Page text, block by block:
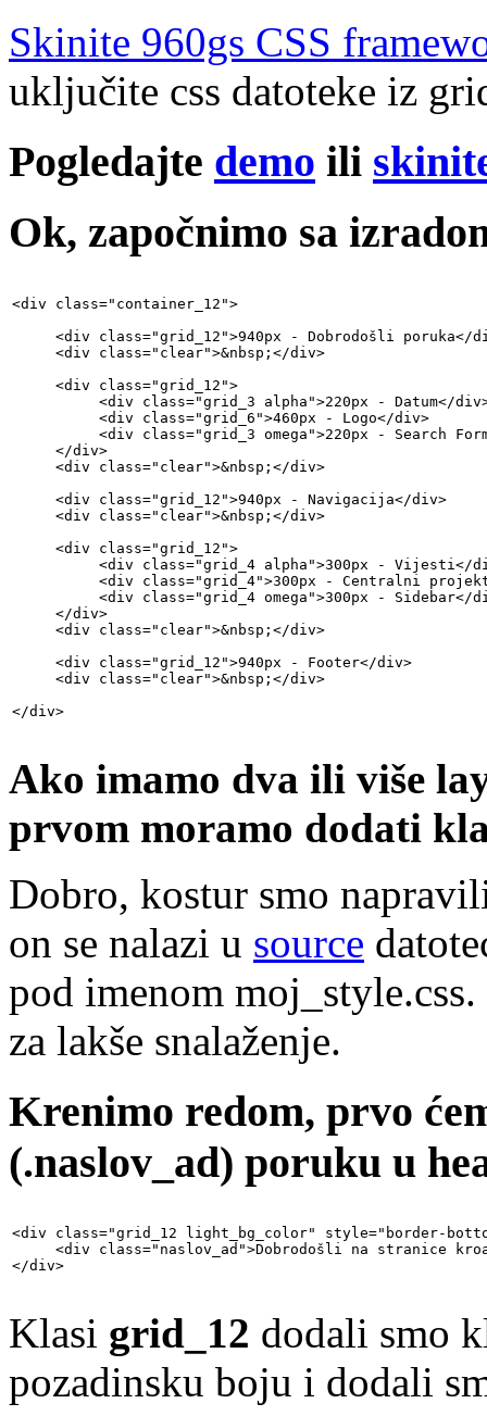
Skinite 960gs CSS
uključite css datoteke iz
Pogledajte demo ili
Ok, započnimo sa
<div class="container_12">
<div class="grid_12">940px - Dobrodošli poruka</
     <div class="clear">&nbsp;</div>
     <div class="grid_12">
<div class="grid_3 alpha">220px - Datum</
          <div class="grid_6">460px - Logo</div>
<div class="grid_3 omega">220px - Search
     </div>
     <div class="clear">&nbsp;</div>
     <div class="grid_12">940px - Navigacija</div>
     <div class="clear">&nbsp;</div>
     <div class="grid_12">
<div class="grid_4 alpha">300px - Vijesti</
<div class="grid_4">300px - Centralni
<div class="grid_4 omega">300px - Sidebar</
     </div>
     <div class="clear">&nbsp;</div>
     <div class="grid_12">940px - Footer</div>
     <div class="clear">&nbsp;</div>
</div>
Ako imamo dva ili više
prvom moramo dodati
Dobro, kostur smo
on se nalazi u source
pod imenom
za lakše snalaženje.
Krenimo redom, prvo
(.naslov_ad) poruku u
<div class="grid_12 light_bg_color" style="border-
<div class="naslov_ad">Dobrodošli na stranice
</div>
Klasi grid_12 dodali smo
pozadinsku boju i dodali